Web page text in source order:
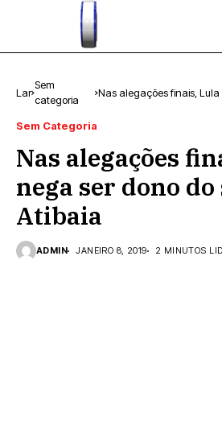
Lar
Sem
categoria
Nas alegações finais,
Sem Categoria
Nas alegações
nega ser dono
Atibaia
ADMIN JANEIRO 8, 2019 2 MINUTOS